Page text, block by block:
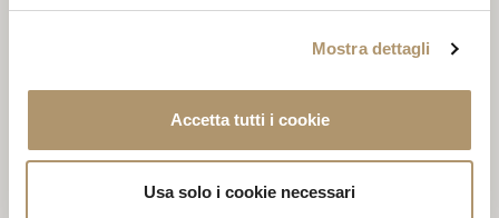
Mostra dettagli
Accetta tutti i cookie
Usa solo i cookie necessari
Informativa per il trattamento dei dati
personali. InviandoVi questo modulo da me
compilato, ai sensi e per gli effetti degli
articoli 7, 13 e 23 del D.Lgs. n. 196/2003,
dichiaro di aver preso conoscenza
dell’informativa di LONGHI S.p.a.. per il